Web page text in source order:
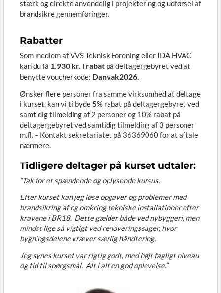
stærk og direkte anvendelig i projektering og udførsel af
brandsikre gennemføringer.
Rabatter
Som medlem af VVS Teknisk Forening eller IDA HVAC
kan du få 1.930 kr. i rabatpå deltagergebyret ved at
benytte voucherkode: Danvak2026.
Ønsker flere personer fra samme virksomhed at deltage
i kurset, kan vi tilbyde 5% rabat på deltagergebyret ved
samtidig tilmelding af 2 personer og 10% rabat på
deltagergebyret ved samtidig tilmelding af 3 personer
m.fl. – Kontakt sekretariatet på 36369060 for at aftale
nærmere.
Tidligere deltager på kurset udtaler:
“Tak for et spændende og oplysende kursus.
Efter kurset kan jeg løse opgaver og problemer med
brandsikring af og omkring tekniske installationer efter
kravene i BR18. Dette gælder både ved nybyggeri, men
mindst lige så vigtigt ved renoveringssager, hvor
bygningsdelene kræver særlig håndtering.
Jeg synes kurset var rigtig godt, med højt fagligt niveau
og tid til spørgsmål. Alt i alt en god oplevelse.”